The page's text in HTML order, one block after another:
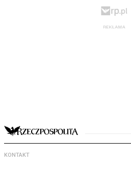
KONTAKT